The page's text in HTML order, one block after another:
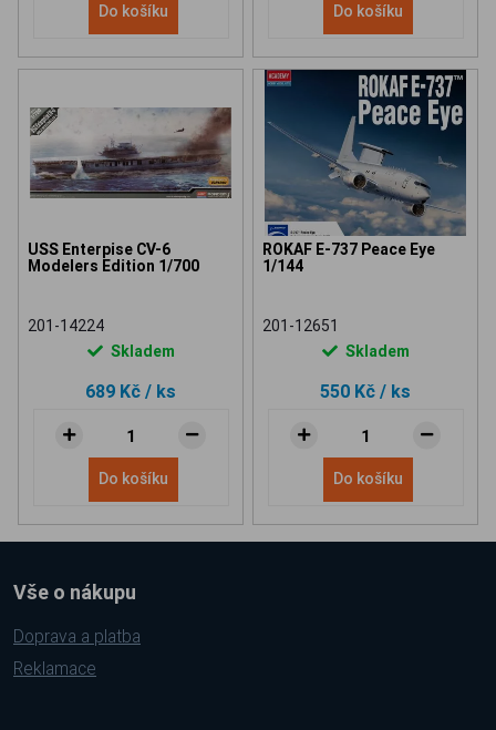
Do košíku Do košíku
USS Enterpise CV-6
Modelers Edition 1/700
201-14224
Skladem
689 Kč / ks
Do košíku
ROKAF E-737 Peace Eye
1/144
201-12651
Skladem
550 Kč / ks
Do košíku
Vše o nákupu
Doprava a platba
Reklamace